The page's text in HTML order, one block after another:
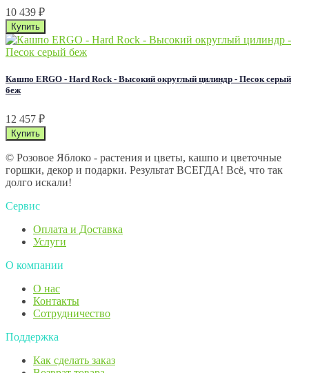
10 439 ₽
Кашпо ERGO - Hard Rock - Высокий округлый цилиндр - Песок серый
беж
12 457 ₽
© Розовое Яблоко - растения и цветы, кашпо и цветочные
горшки, декор и подарки. Результат ВСЕГДА! Всё, что так
долго искали!
Сервис
Оплата и Доставка
Услуги
О компании
О нас
Контакты
Сотрудничество
Поддержка
Как сделать заказ